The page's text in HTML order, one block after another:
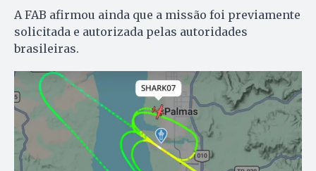
A FAB afirmou ainda que a missão foi previamente
solicitada e autorizada pelas autoridades
brasileiras.